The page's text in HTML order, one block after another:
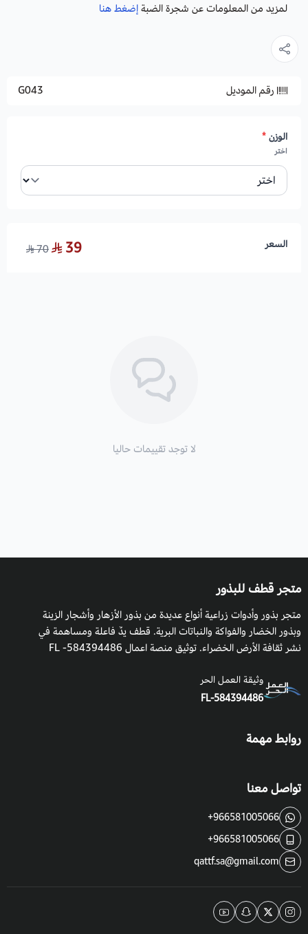
لمزيد من المعلومات عن شجرة الضبةإضغط هنا
رقم الموديل G043
الوزن*
اختر
السعر 39
70
لا توجد تقييمات حاليا
متجر قطف للبذور
متجر بذور وأدوات زراعية أنواع عديدة من بذور الأزهار وأشجار الزينة
وبذور الخضار والفواكة والنباتات البرية. قطف يدٌ فاعلة ومساهمة في
نشر ثقافة الأرض الخضراء. توثيق منصة اعمال 584394486- FL
وثيقة العمل الحر
FL-584394486
روابط مهمة
تواصل معنا
+966581005066
+966581005066
qattf.sa@gmail.com